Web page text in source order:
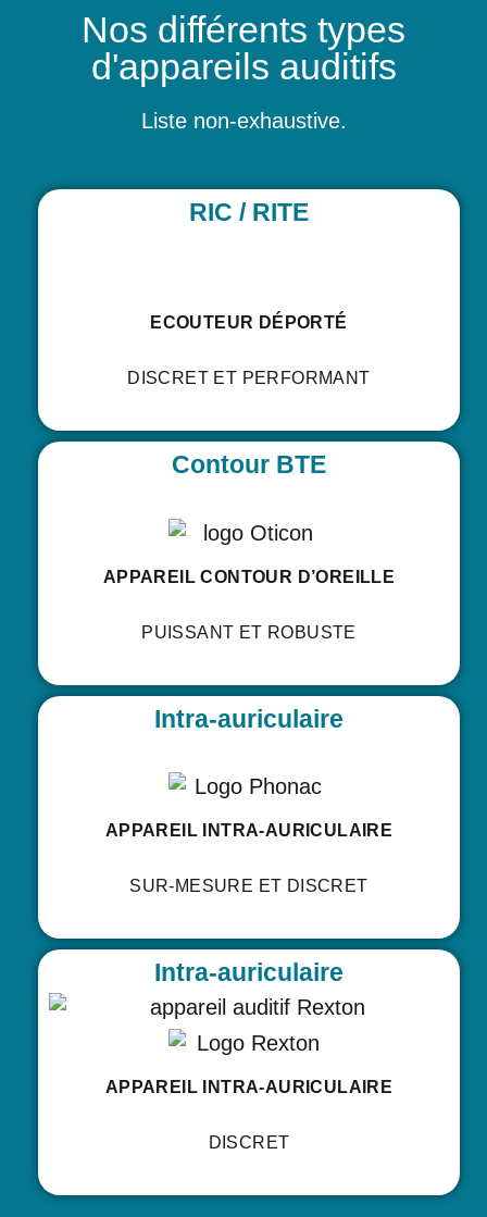
Nos différents types
d'appareils auditifs
Liste non-exhaustive.
RIC / RITE
ECOUTEUR DÉPORTÉ
DISCRET ET PERFORMANT
Contour BTE
APPAREIL CONTOUR D’OREILLE
PUISSANT ET ROBUSTE
Intra-auriculaire
APPAREIL INTRA-AURICULAIRE
SUR-MESURE ET DISCRET
Intra-auriculaire
APPAREIL INTRA-AURICULAIRE
DISCRET